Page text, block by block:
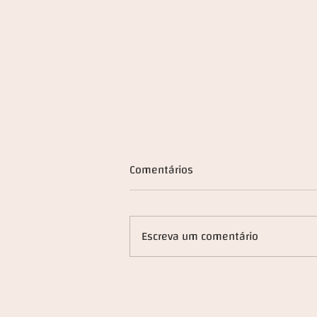
Da Oportunidade
Comentários
Escreva um comentário